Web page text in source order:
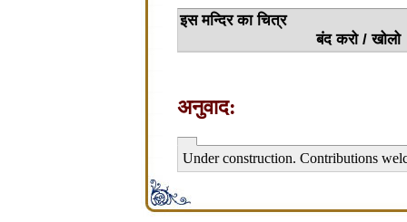
इस
बंद करो / खोलो
अनुवाद:
Under construction. Contributions